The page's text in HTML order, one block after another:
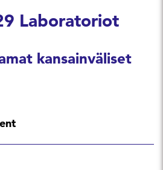
Laboratoriot
kansainväliset